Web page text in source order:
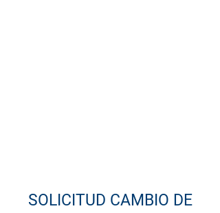
SOLICITUD CAMBIO DE